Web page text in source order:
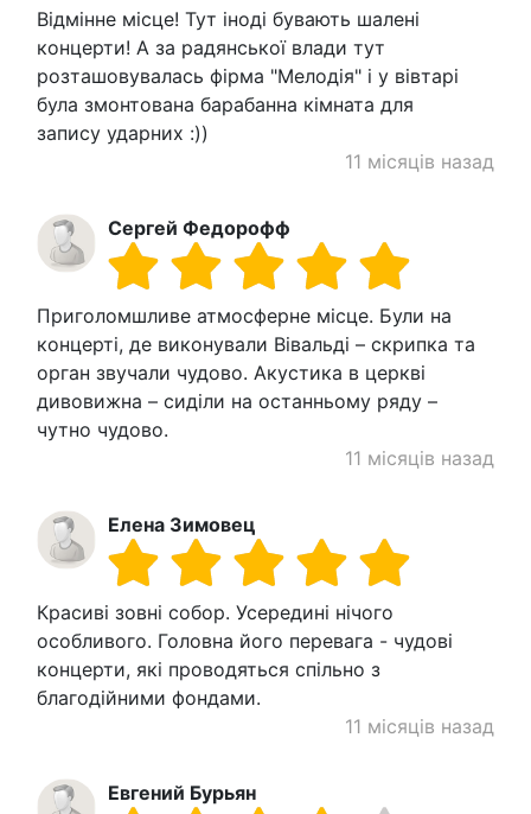
Відмінне місце! Тут іноді бувають шалені
концерти! А за радянської влади тут
розташовувалась фірма "Мелодія" і у вівтарі
була змонтована барабанна кімната для
запису ударних :))
11 місяців назад
Сергей Федорофф
Приголомшливе атмосферне місце. Були на
концерті, де виконували Вівальді – скрипка та
орган звучали чудово. Акустика в церкві
дивовижна – сиділи на останньому ряду –
чутно чудово.
11 місяців назад
Елена Зимовец
Красиві зовні собор. Усередині нічого
особливого. Головна його перевага - чудові
концерти, які проводяться спільно з
благодійними фондами.
11 місяців назад
Евгений Бурьян